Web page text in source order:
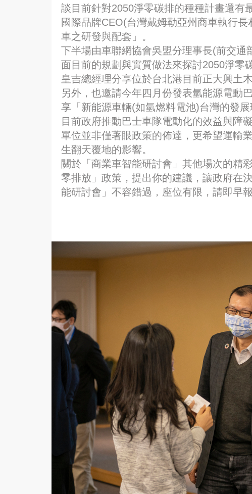
談目前針對2050淨零碳排的種種計畫還有
國際品牌CEO(台灣戴姆勒亞州商車執行
車之研發與配套」。
下半場由車聯網協會吳盟分理事長(前交
面目前的規劃與實質做法來探討2050淨零
皇吉總經理分享位於台北港目前正大興土
另外，也邀請今年四月份發表氫能源電動
享「新能源車輛(如氫燃料電池)台灣的發
目前政府推動巴士車隊電動化的效益與障
單位並非僅著眼政策的佈達，更希望運輸
生翻天覆地的影響。
關於「商業車智能研討會」其他場次的精
零排放」政策，提出你的建議，讓政府在
能研討會」不容錯過，座位有限，請即早報